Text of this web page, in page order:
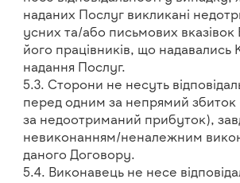
наданих Послуг викликані
усних та/або письмових вказівок
його працівників, що надавались
надання Послуг.
5.3. Сторони не несуть
перед одним за непрямий збиток
за недоотриманий прибуток),
невиконанням/неналежним
даного Договору.
5.4. Виконавець не несе